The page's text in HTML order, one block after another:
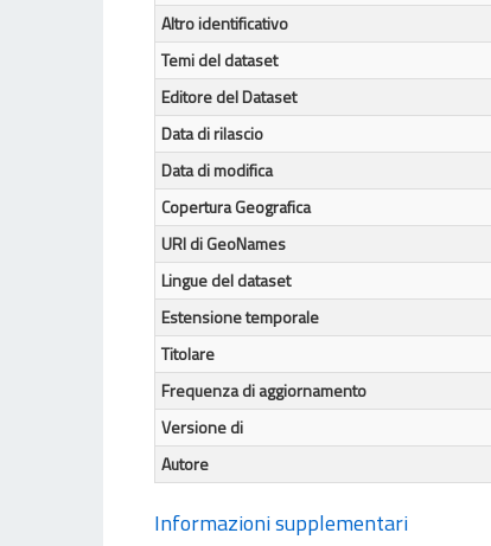
Altro identificativo
Temi del dataset
Editore del Dataset
Data di rilascio
Data di modifica
Copertura Geografica
URI di GeoNames
Lingue del dataset
Estensione temporale
Titolare
Frequenza di aggiornamento
Versione di
Autore
Informazioni supplementari